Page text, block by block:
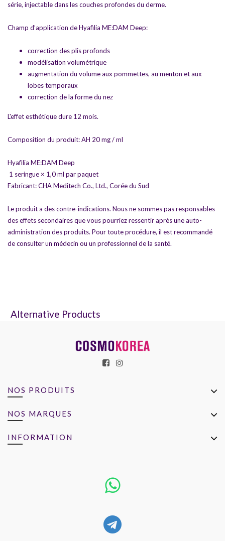
série, injectable dans les couches profondes du derme.
Champ d’application de Hyafilia ME:DAM Deep:
correction des plis profonds
modélisation volumétrique
augmentation du volume aux pommettes, au menton et aux
lobes temporaux
correction de la forme du nez
L'effet esthétique dure 12 mois.
Composition du produit: AH 20 mg / ml
Hyafilia ME:DAM Deep
1 seringue × 1,0 ml par paquet
Fabricant: CHA Meditech Co., Ltd., Corée du Sud
Le produit a des contre-indications. Nous ne sommes pas responsables
des effets secondaires que vous pourriez ressentir après une auto-
administration des produits. Pour toute procédure, il est recommandé
de consulter un médecin ou un professionnel de la santé.
Alternative Products
NOS PRODUITS
NOS MARQUES
INFORMATION